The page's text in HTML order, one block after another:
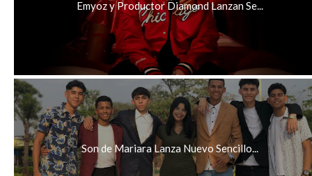
Emyoz y Productor Diamond Lanzan Se...
Son de Mariara Lanza Nuevo Sencillo...